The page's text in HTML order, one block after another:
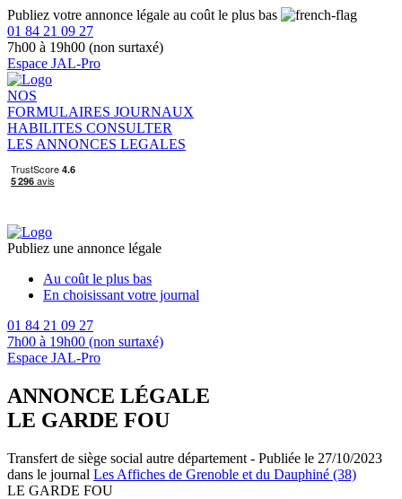
Publiez votre annonce légale au coût le plus bas
01 84 21 09 27
7h00 à 19h00 (non surtaxé)
Espace JAL-Pro
NOS
FORMULAIRES JOURNAUX
HABILITES CONSULTER
LES ANNONCES LEGALES
Publiez une annonce légale
Au coût le plus bas
En choisissant votre journal
01 84 21 09 27
7h00 à 19h00 (non surtaxé)
Espace JAL-Pro
ANNONCE LÉGALE
LE GARDE FOU
Transfert de siège social autre département - Publiée le 27/10/2023
dans le journal Les Affiches de Grenoble et du Dauphiné (38)
LE GARDE FOU